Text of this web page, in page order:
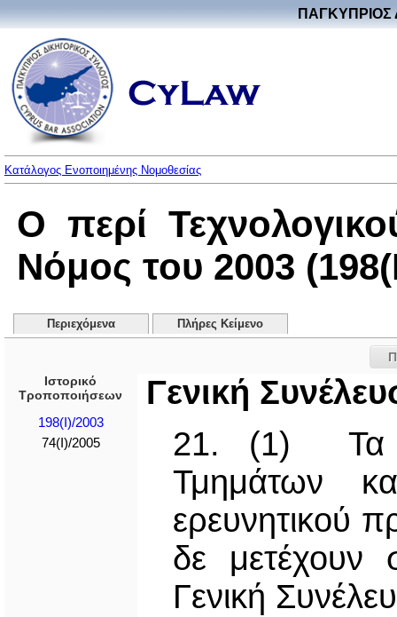
ΠΑΓΚΥΠΡΙΟΣ
Κατάλογος Ενοποιημένης Νομοθεσίας
Ο περί
Νόμος του 2003
Περιεχόμενα Πλήρες Κείμενο
Ιστορικό
Τροποποιήσεων
198(I)/2003
74(I)/2005
Γενική
21. (1) Τα
Τμημάτων
ερευνητικού
δε μετέχουν
Γενική